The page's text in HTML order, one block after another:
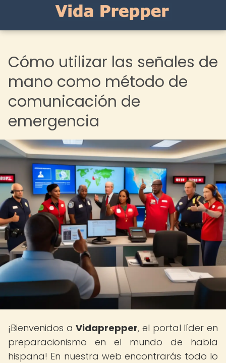
Cómo utilizar las señales de
mano como método de
comunicación de
emergencia
¡Bienvenidos aVidaprepper, el portal líder en
preparacionismo en el mundo de habla
hispana! En nuestra web encontrarás todo lo